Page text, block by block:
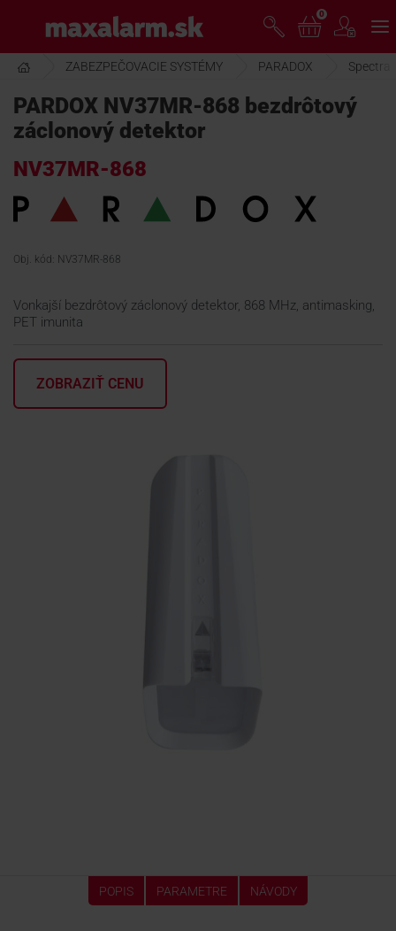
hlavnému
obsahu
www.maxalarm.sk
AKCIA MESIACA
PRODUKTY
SPOLOČNOSŤ
ŠKOLENIE
PODPORA
0
ZABEZPEČOVACIE SYSTÉMY PARADOX Spectra
PARDOX NV37MR-868 bezdrôtový
záclonový detektor
NV37MR-868
Obj. kód: NV37MR-868
Vonkajší bezdrôtový záclonový detektor, 868 MHz, antimasking,
PET imunita
ZOBRAZIŤ CENU
POPIS PARAMETRE NÁVODY